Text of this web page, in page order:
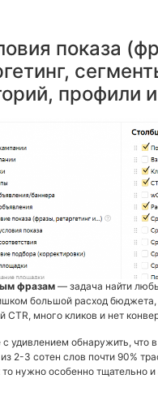
показа
профили
фразам — задача найти
большой расход бюджета,
CTR, много кликов и нет
удивлением обнаружить, что
2-3 сотен слов почти 90%
нужно особенно тщательно и